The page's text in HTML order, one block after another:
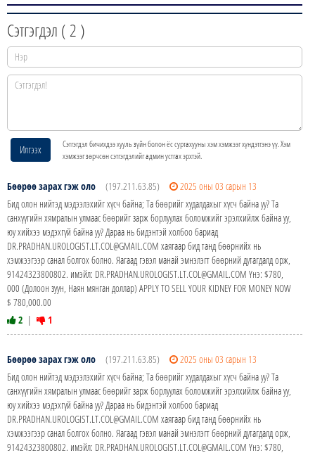
Сэтгэгдэл (2 )
Илгээх
Сэтгэгдэл бичихдээ хууль зүйн болон ёс суртахууны хэм хэмжээг хүндэтгэнэ үү. Хэм
хэмжээг зөрчсөн сэтгэгдэлийг админ устгах эрхтэй.
Бөөрөө зарах гэж оло (197.211.63.85)
2025 оны 03 сарын 13
Бид олон нийтэд мэдээлэхийг хүсч байна; Та бөөрийг худалдахыг хүсч байна уу? Та
санхүүгийн хямралын улмаас бөөрийг зарж борлуулах боломжийг эрэлхийлж байна уу,
юу хийхээ мэдэхгүй байна уу? Дараа нь бидэнтэй холбоо бариад
DR.PRADHAN.UROLOGIST.LT.COL@GMAIL.COM хаягаар бид танд бөөрнийх нь
хэмжээгээр санал болгох болно. Яагаад гэвэл манай эмнэлэгт бөөрний дутагдалд орж,
91424323800802. имэйл: DR.PRADHAN.UROLOGIST.LT.COL@GMAIL.COM Yнэ: $780,
000 (Долоон зуун, Наян мянган доллар) APPLY TO SELL YOUR KIDNEY FOR MONEY NOW
$ 780,000.00
2 | 1
Бөөрөө зарах гэж оло (197.211.63.85)
2025 оны 03 сарын 13
Бид олон нийтэд мэдээлэхийг хүсч байна; Та бөөрийг худалдахыг хүсч байна уу? Та
санхүүгийн хямралын улмаас бөөрийг зарж борлуулах боломжийг эрэлхийлж байна уу,
юу хийхээ мэдэхгүй байна уу? Дараа нь бидэнтэй холбоо бариад
DR.PRADHAN.UROLOGIST.LT.COL@GMAIL.COM хаягаар бид танд бөөрнийх нь
хэмжээгээр санал болгох болно. Яагаад гэвэл манай эмнэлэгт бөөрний дутагдалд орж,
91424323800802. имэйл: DR.PRADHAN.UROLOGIST.LT.COL@GMAIL.COM Yнэ: $780,